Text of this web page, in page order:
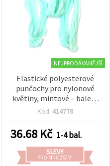
NEJPRODÁVANĚJŠÍ
Elastické polyesterové
punčochy pro nylonové
květiny, mintové – balení
5 ks
Kód: 414778
36.68 Kč 1-4 bal.
SLEVY
PRO MNOŽSTVÍ